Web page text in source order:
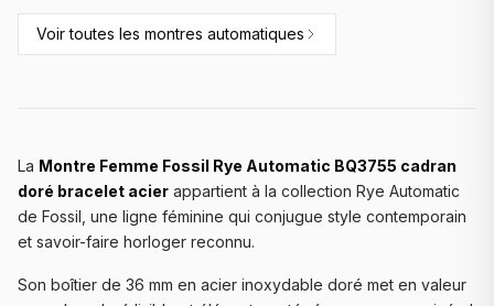
Voir toutes les montres automatiques
La Montre Femme Fossil Rye Automatic BQ3755 cadran
doré bracelet acier appartient à la collection Rye Automatic
de Fossil, une ligne féminine qui conjugue style contemporain
et savoir-faire horloger reconnu.
Son boîtier de 36 mm en acier inoxydable doré met en valeur